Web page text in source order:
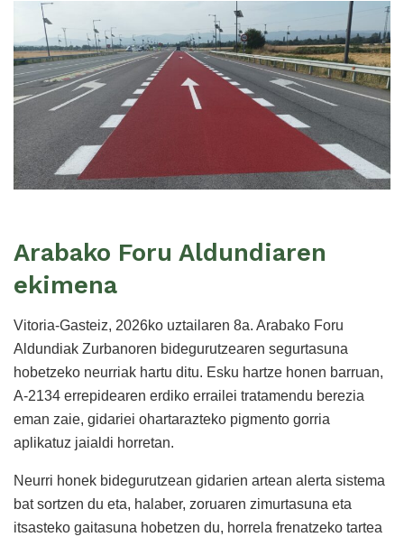
Arabako Foru Aldundiaren
ekimena
Vitoria-Gasteiz, 2026ko uztailaren 8a. Arabako Foru
Aldundiak Zurbanoren bidegurutzearen segurtasuna
hobetzeko neurriak hartu ditu. Esku hartze honen barruan,
A-2134 errepidearen erdiko errailei tratamendu berezia
eman zaie, gidariei ohartarazteko pigmento gorria
aplikatuz jaialdi horretan.
Neurri honek bidegurutzean gidarien artean alerta sistema
bat sortzen du eta, halaber, zoruaren zimurtasuna eta
itsasteko gaitasuna hobetzen du, horrela frenatzeko tartea